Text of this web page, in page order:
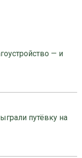
— и
путёвку на